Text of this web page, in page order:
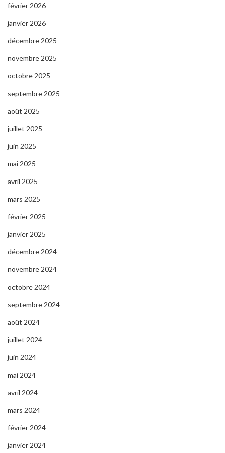
février 2026
janvier 2026
décembre 2025
novembre 2025
octobre 2025
septembre 2025
août 2025
juillet 2025
juin 2025
mai 2025
avril 2025
mars 2025
février 2025
janvier 2025
décembre 2024
novembre 2024
octobre 2024
septembre 2024
août 2024
juillet 2024
juin 2024
mai 2024
avril 2024
mars 2024
février 2024
janvier 2024